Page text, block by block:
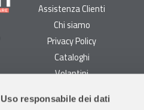
Uso responsabile dei dati
Assistenza Clienti
Chi siamo
Privacy Policy
Cataloghi
Volantini
DURC e Tracciabilità